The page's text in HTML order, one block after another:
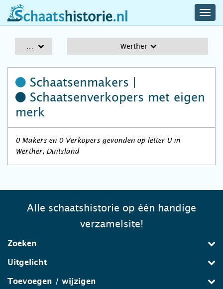
schaatshistorie.nl
Werther
Schaatsenmakers |
Schaatsenverkopers met eigen
merk
0 Makers en 0 Verkopers gevonden op letter U in
Werther, Duitsland
Alle schaatshistorie op één handige
verzamelsite!
Zoeken
Uitgelicht
Toevoegen / wijzigen